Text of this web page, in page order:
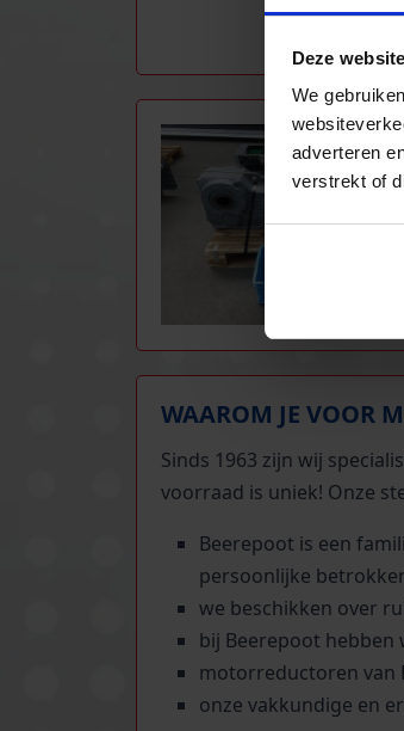
Deze
We
adverteren
verstrekt of
WAAROM JE VOOR
Sinds 1963 zijn wij
voorraad is uniek! Onze
Beerepoot is een
persoonlijke
we beschikken over
bij Beerepoot
motorreductoren van
onze vakkundige en